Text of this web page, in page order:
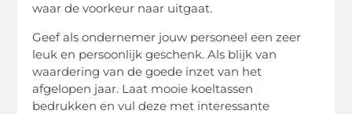
waar de voorkeur naar uitgaat.
Geef als ondernemer jouw personeel een zeer
leuk en persoonlijk geschenk. Als blijk van
waardering van de goede inzet van het
afgelopen jaar. Laat mooie koeltassen
bedrukken en vul deze met interessante